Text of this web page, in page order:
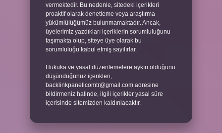
vermektedir. Bu nedenle, sitedeki içerikleri
proaktif olarak denetleme veya araştırma
yükümlülüğümüz bulunmamaktadır. Ancak,
üyelerimiz yazdıkları içeriklerin sorumluluğunu
taşımakta olup, siteye üye olarak bu
sorumluluğu kabul etmiş sayılırlar.
Hukuka ve yasal düzenlemelere aykırı olduğunu
düşündüğünüz içerikleri,
backlinkpanelicomtr@gmail.com adresine
bildirmeniz halinde, ilgili içerikler yasal süre
içerisinde sitemizden kaldırılacaktır.